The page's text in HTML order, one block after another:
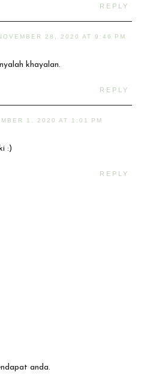
REPLY
28, 2020 AT 9:46 PM
khayalan.
REPLY
1, 2020 AT 1:01 PM
:)
REPLY
anda.